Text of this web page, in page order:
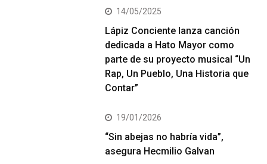
14/05/2025
Lápiz Conciente lanza canción
dedicada a Hato Mayor como
parte de su proyecto musical “Un
Rap, Un Pueblo, Una Historia que
Contar”
19/01/2026
“Sin abejas no habría vida”,
asegura Hecmilio Galvan